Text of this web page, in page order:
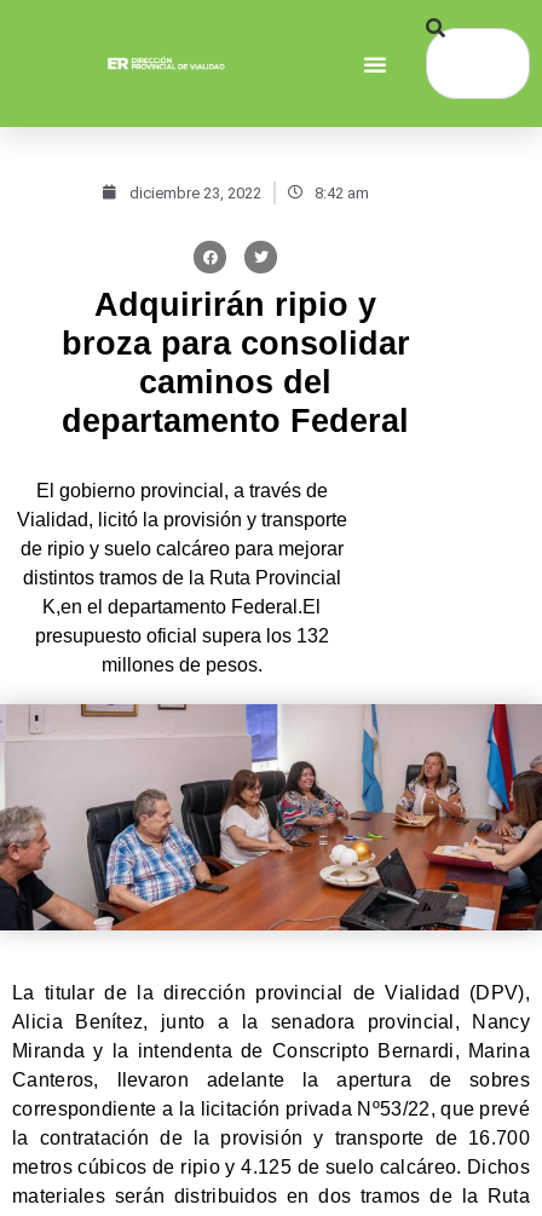
diciembre 23, 2022 8:42 am
Adquirirán ripio y
broza para consolidar
caminos del
departamento Federal
El gobierno provincial, a través de
Vialidad, licitó la provisión y transporte
de ripio y suelo calcáreo para mejorar
distintos tramos de la Ruta Provincial
K,en el departamento Federal.El
presupuesto oficial supera los 132
millones de pesos.
La titular de la dirección provincial de Vialidad (DPV),
Alicia Benítez, junto a la senadora provincial, Nancy
Miranda y la intendenta de Conscripto Bernardi, Marina
Canteros, llevaron adelante la apertura de sobres
correspondiente a la licitación privada Nº53/22, que prevé
la contratación de la provisión y transporte de 16.700
metros cúbicos de ripio y 4.125 de suelo calcáreo. Dichos
materiales serán distribuidos en dos tramos de la Ruta